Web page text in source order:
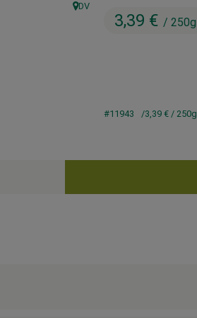
3,39 € / 250g
, Herkunft:
DV
#11943 3,39 € / 250g